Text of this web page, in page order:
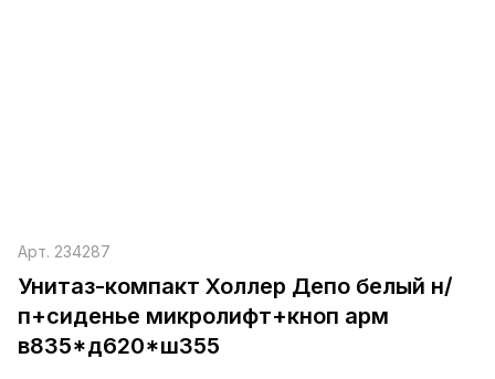
Арт. 234287
Унитаз-компакт Холлер Депо белый н/
п+сиденье микролифт+кноп арм
в835*д620*ш355